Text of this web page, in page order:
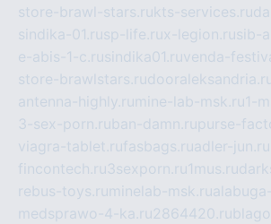
store-brawl-stars.rukts-services.ru
sindika-01.rusp-life.rux-legion.rusib-
e-abis-1-c.rusindika01.ruvenda-
store-brawlstars.ru
antenna-highly.ru mine-lab-msk.ru1-
3-sex-porn.ruban-damn.rupurse-
viagra-tablet.rufasbags.ruadler-jun.ru
fincontech.ru3sexporn.ru1mus.ru
rebus-toys.ru minelab-msk.ru
medsprawo-4-ka.ru2864420.ru